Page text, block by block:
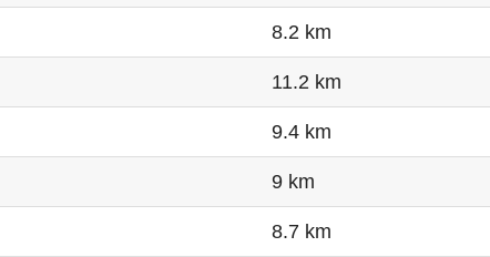
8.2 km
11.2 km
9.4 km
9 km
8.7 km